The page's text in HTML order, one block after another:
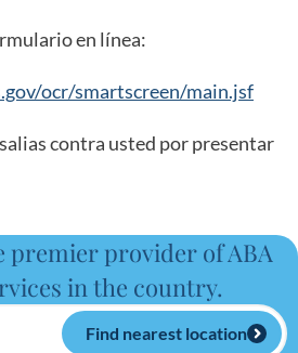
en línea:
ocr/smartscreen/main.jsf
contra usted por presentar
premier provider of ABA
in the country.
Find nearest location